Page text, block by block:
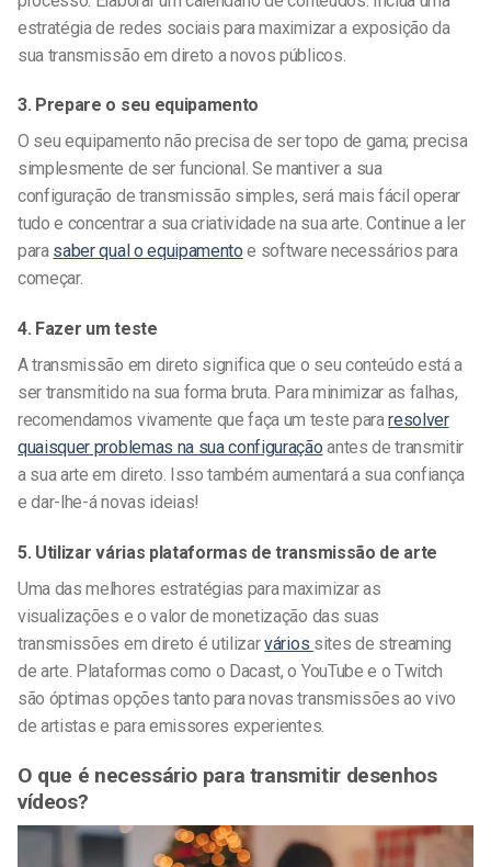
estratégia de redes sociais para maximizar a exposição da
sua transmissão em direto a novos públicos.
3. Prepare o seu equipamento
O seu equipamento não precisa de ser topo de gama; precisa
simplesmente de ser funcional. Se mantiver a sua
configuração de transmissão simples, será mais fácil operar
tudo e concentrar a sua criatividade na sua arte. Continue a ler
para saber qual o equipamento e software necessários para
começar.
4. Fazer um teste
A transmissão em direto significa que o seu conteúdo está a
ser transmitido na sua forma bruta. Para minimizar as falhas,
recomendamos vivamente que faça um teste pararesolver
quaisquer problemas na sua configuração antes de transmitir
a sua arte em direto. Isso também aumentará a sua confiança
e dar-lhe-á novas ideias!
5. Utilizar várias plataformas de transmissão de arte
Uma das melhores estratégias para maximizar as
visualizações e o valor de monetização das suas
transmissões em direto é utilizarvários sites de streaming
de arte. Plataformas como o Dacast, o YouTube e o Twitch
são óptimas opções tanto para novastransmissões ao vivo
de artistas e para emissores experientes.
O que é necessário para transmitir desenhos
vídeos?